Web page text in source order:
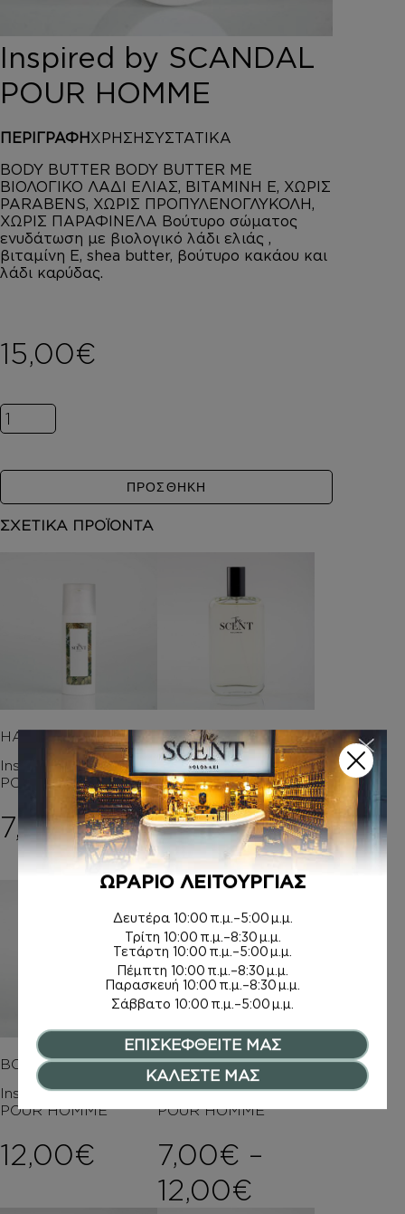
HOROMIA
SPECIAL OFFERS
ΚΑΛΑΘΙ
Inspired by SCANDAL
POUR HOMME
ΠΕΡΙΓΡΑΦΗ ΧΡΗΣΗ ΣΥΣΤΑΤΙΚΑ
BODY BUTTER BODY BUTTER ΜΕ
ΒΙΟΛΟΓΙΚΟ ΛΑΔΙ ΕΛΙΑΣ, ΒΙΤΑΜΙΝΗ Ε, ΧΩΡΙΣ
PARABENS, ΧΩΡΙΣ ΠΡΟΠΥΛΕΝΟΓΛΥΚΟΛΗ,
ΧΩΡΙΣ ΠΑΡΑΦΙΝΕΛΑ Βούτυρο σώματος
ενυδάτωση με βιολογικό λάδι ελιάς ,
βιταμίνη Ε, shea butter, βούτυρο κακάου και
λάδι καρύδας.
15,00€
Inspired by SCANDAL POUR HOMME ποσότητα
ΠΡΟΣΘΗΚΗ
ΣΧΕΤΙΚΑ ΠΡΟΪΟΝΤΑ
HAND CREAM
Inspired by SCANDAL
POUR HOMME
7,50€
ΑΡΩΜΑΤΑ
Inspired by SCANDAL
POUR HOMME
8,00€ –
20,00€Price
BODY MIST
Inspired by SCANDAL
POUR HOMME
12,00€
ΚΡΕΜΕΣ ΣΩΜΑΤΟΣ
Inspired by SCANDAL
POUR HOMME
7,00€ –
12,00€
ΩΡΑΡΙΟ ΛΕΙΤΟΥΡΓΙΑΣ
Δευτέρα 10:00 π.μ.–5:00 μ.μ.
Τρίτη 10:00 π.μ.–8:30 μ.μ.
Τετάρτη 10:00 π.μ.–5:00 μ.μ.
Πέμπτη 10:00 π.μ.–8:30 μ.μ.
Παρασκευή 10:00 π.μ.–8:30 μ.μ.
Σάββατο 10:00 π.μ.–5:00 μ.μ.
ΕΠΙΣΚΕΦΘΕΙΤΕ ΜΑΣ
ΚΑΛΕΣΤΕ ΜΑΣ